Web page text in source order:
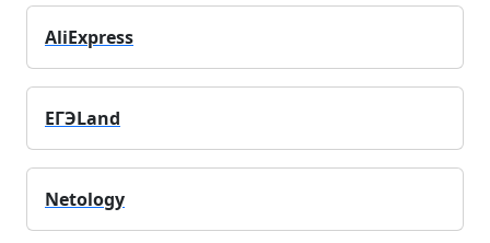
AliExpress
ЕГЭLand
Netology